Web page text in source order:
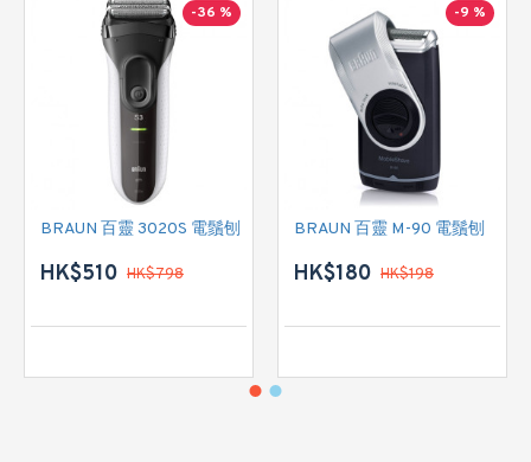
-36 %
BRAUN 百靈 3020S 電鬚刨
HK$510 HK$798
-9 %
BRAUN 百靈 M-90 電鬚刨
HK$180 HK$198